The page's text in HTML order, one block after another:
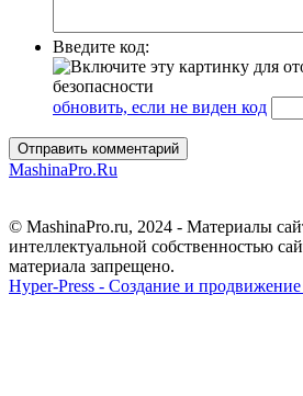
Введите код:
обновить, если не виден код
Отправить комментарий
MashinaPro.Ru
© MashinaPro.ru, 2024 - Материалы
интеллектуальной собственностью
материала запрещено.
Hyper-Press - Создание и продвижение